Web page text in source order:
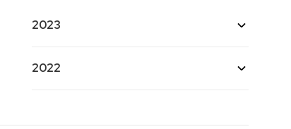
2023
Första spadtaget för HydX:s nya
Läs mer
utbyggnad med Hitachi Energy i
2022